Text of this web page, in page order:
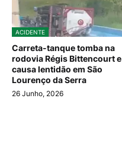
ACIDENTE
Carreta-tanque tomba na
rodovia Régis Bittencourt e
causa lentidão em São
Lourenço da Serra
26 Junho, 2026